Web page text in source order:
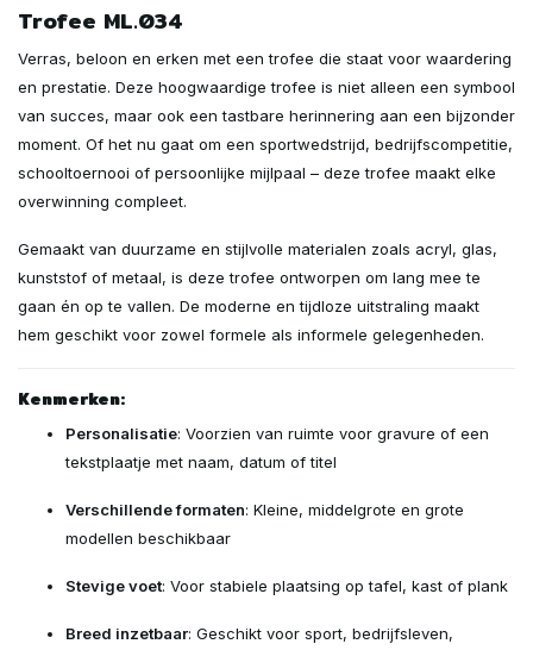
Trofee ML.034
Verras, beloon en erken met een trofee die staat voor waardering
en prestatie. Deze hoogwaardige trofee is niet alleen een symbool
van succes, maar ook een tastbare herinnering aan een bijzonder
moment. Of het nu gaat om een sportwedstrijd, bedrijfscompetitie,
schooltoernooi of persoonlijke mijlpaal – deze trofee maakt elke
overwinning compleet.
Gemaakt van duurzame en stijlvolle materialen zoals acryl, glas,
kunststof of metaal, is deze trofee ontworpen om lang mee te
gaan én op te vallen. De moderne en tijdloze uitstraling maakt
hem geschikt voor zowel formele als informele gelegenheden.
Kenmerken:
Personalisatie: Voorzien van ruimte voor gravure of een
tekstplaatje met naam, datum of titel
Verschillende formaten: Kleine, middelgrote en grote
modellen beschikbaar
Stevige voet: Voor stabiele plaatsing op tafel, kast of plank
Breed inzetbaar: Geschikt voor sport, bedrijfsleven,